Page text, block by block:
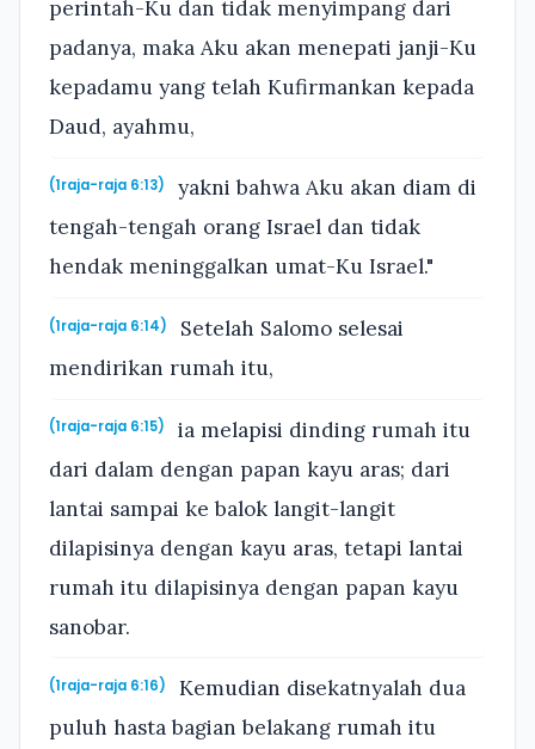
perintah-Ku dan tidak menyimpang dari
padanya, maka Aku akan menepati janji-Ku
kepadamu yang telah Kufirmankan kepada
Daud, ayahmu,
(1raja-raja 6:13)
yakni bahwa Aku akan diam di
tengah-tengah orang Israel dan tidak
hendak meninggalkan umat-Ku Israel."
(1raja-raja 6:14)
Setelah Salomo selesai
mendirikan rumah itu,
(1raja-raja 6:15)
ia melapisi dinding rumah itu
dari dalam dengan papan kayu aras; dari
lantai sampai ke balok langit-langit
dilapisinya dengan kayu aras, tetapi lantai
rumah itu dilapisinya dengan papan kayu
sanobar.
(1raja-raja 6:16)
Kemudian disekatnyalah dua
puluh hasta bagian belakang rumah itu